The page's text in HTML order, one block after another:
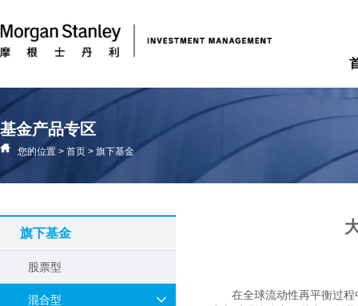
基金产品专区
您的位置 > 首页 > 旗下基金
旗下基金
股票型
混合型
在全球流动性再平衡过